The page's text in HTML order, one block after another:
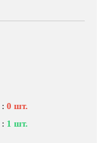
: 0 шт.
: 1 шт.